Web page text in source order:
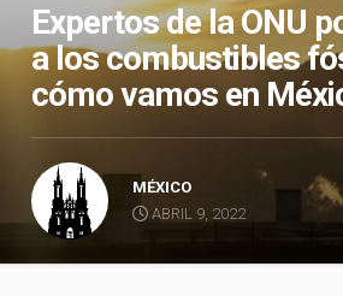
Expertos de la ONU
a los combustibles
cómo vamos en
MÉXICO
ABRIL 9, 2022